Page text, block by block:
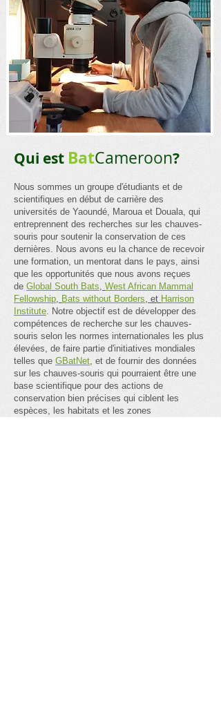
Qui est BatCameroon?
Nous sommes un groupe d'étudiants et de
scientifiques en début de carrière des
universités de Yaoundé, Maroua et Douala, qui
entreprennent des recherches sur les chauves-
souris pour soutenir la conservation de ces
dernières. Nous avons eu la chance de recevoir
une formation, un mentorat dans le pays, ainsi
que les opportunités que nous avons reçues
de Global South Bats, West African Mammal
Fellowship, Bats without Borders, et Harrison
Institute. Notre objectif est de développer des
compétences de recherche sur les chauves-
souris selon les normes internationales les plus
élevées, de faire partie d'initiatives mondiales
telles que GBatNet, et de fournir des données
sur les chauves-souris qui pourraient être une
base scientifique pour des actions de
conservation bien précises qui ciblent les
espèces, les habitats et les zones